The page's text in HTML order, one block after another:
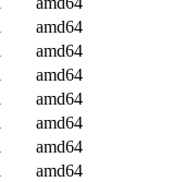
amd64
amd64
amd64
amd64
amd64
amd64
amd64